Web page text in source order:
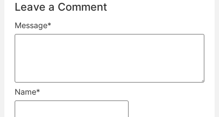
Leave a Comment
Message*
Name*